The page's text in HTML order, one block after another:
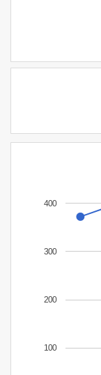
100
200
300
400